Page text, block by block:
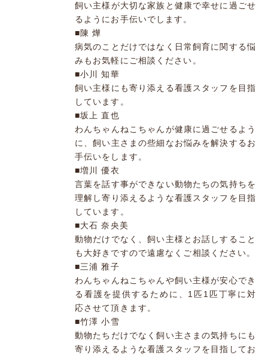
飼い主様が大切な家族と健康で幸せに過ごせ
るようにお手伝いでします。
■陳 燁
病気のことだけではなく日常飼育に関する悩
みもお気軽にご相談ください。
■小川 知華
飼い主様にも寄り添える看護スタッフを目指
しています。
■坂上 直也
わんちゃんねこちゃんが健康に過ごせるよう
に、飼い主さまの些細なお悩みを解決するお
手伝いをします。
■増川 優衣
言葉を話す事ができない動物たちの気持ちを
理解し寄り添えるような看護スタッフを目指
しています。
■大石 奈央美
動物だけでなく、飼い主様とお話しすること
も大好きですので遠慮なくご相談ください。
■三浦 雅子
わんちゃんねこちゃんや飼い主様が安心でき
る看護を提供するために、1匹1匹丁寧に対
応させて頂きます。
■竹澤 小雪
動物たちだけでなく飼い主さまの気持ちにも
寄り添えるような看護スタッフを目指してお